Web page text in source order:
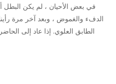
في بعض الأحيان ، لم يكن البطل
الدفء والغموض ، وبعد آخر مرة
الطابق العلوي. إذا عاد إلى